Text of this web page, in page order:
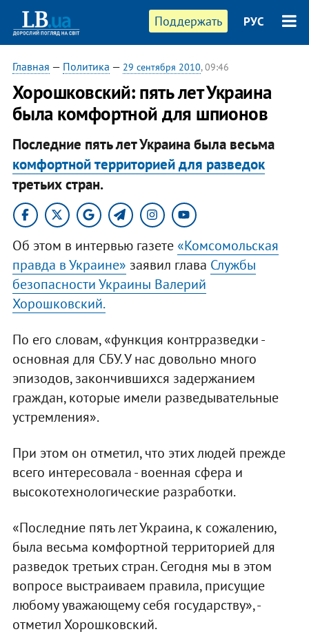
Поддержать РУС
Главная — Политика — 29 сентября 2010, 09:46
Хорошковский: пять лет Украина
была комфортной для шпионов
Последние пять лет Украина была весьма
комфортной территорией для разведок
третьих стран.
Об этом в интервью газете «Комсомольская
правда в Украине» заявил глава Службы
безопасности Украины Валерий
Хорошковский.
По его словам, «функция контрразведки -
основная для СБУ. У нас довольно много
эпизодов, закончившихся задержанием
граждан, которые имели разведывательные
устремления».
При этом он отметил, что этих людей прежде
всего интересовала - военная сфера и
высокотехнологические разработки.
«Последние пять лет Украина, к сожалению,
была весьма комфортной территорией для
разведок третьих стран. Сегодня мы в этом
вопросе выстраиваем правила, присущие
любому уважающему себя государству», -
отметил Хорошковский.